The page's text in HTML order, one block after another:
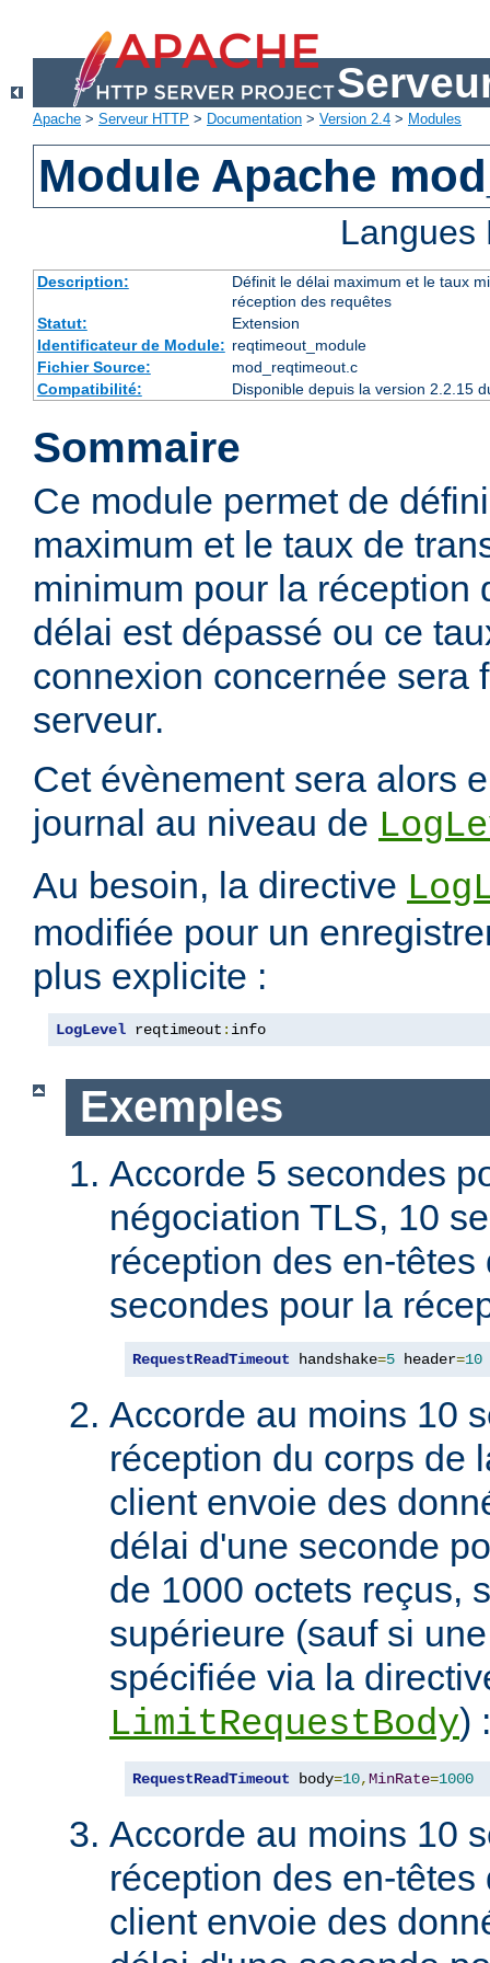
Apache > Serveur HTTP > Documentation > Version 2.4 > Modules
Module Apache
Description:
Définit le délai maximum et le taux
réception des requêtes
Statut:
Extension
Identificateur de Module: reqtimeout_module
Fichier Source:
mod_reqtimeout.c
Compatibilité:
Disponible depuis la version 2.2.15
Sommaire
Ce module permet de
maximum et le taux de
minimum pour la réception
délai est dépassé ou ce
connexion concernée sera
serveur.
Cet évènement sera alors
journal au niveau de
Au besoin, la directive
modifiée pour un
plus explicite :
LogLevel reqtimeout : info
Exemples
Accorde 5 secondes
négociation TLS, 10
réception des en-
secondes pour la
RequestReadTimeout handshake=5 header=10
Accorde au moins 10
réception du corps de
client envoie des
délai d'une seconde
de 1000 octets reçus,
supérieure (sauf si
spécifiée via la
LimitRequestBody) :
RequestReadTimeout body=10,MinRate=1000
Accorde au moins 10
réception des en-
client envoie des